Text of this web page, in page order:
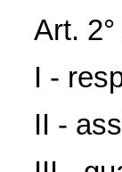
Art.
I -
II -